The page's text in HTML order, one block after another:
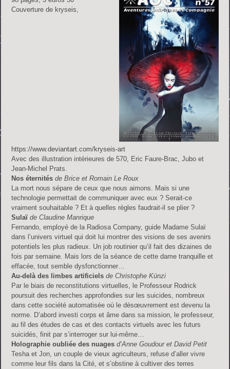
Couverture de kryseis,
https://www.deviantart.com/kryseis-art
Avec des illustration intérieures de 570, Eric Faure-Brac, Jubo et
Jean-Michel Prats.
Nos éternités de Brice et Romain Le Roux
La mort nous sépare de ceux que nous aimons. Mais si une
technologie permettait de communiquer avec eux ? Serait-ce
vraiment souhaitable ? Et à quelles règles faudrait-il se plier ?
Sulaï de Claudine Manrique
Fernando, employé de la Radiosa Company, guide Madame Sulaï
dans l’univers virtuel qui doit lui montrer des visions de ses avenirs
potentiels les plus radieux. Un job routinier qu’il fait des dizaines de
fois par semaine. Mais lors de la séance de cette dame tranquille et
effacée, tout semble dysfonctionner…
Au-delà des limbes artificiels de Christophe Künzi
Par le biais de reconstitutions virtuelles, le Professeur Rodrick
poursuit des recherches approfondies sur les suicides, nombreux
dans cette société automatisée où le désœuvrement est devenu la
norme. D’abord investi corps et âme dans sa mission, le professeur,
au fil des études de cas et des contacts virtuels avec les futurs
suicidés, finit par s’interroger sur lui-même…
Holographie oubliée des nuages d’Anne Goudour et David Petit
Tesha et Jon, un couple de vieux agriculteurs, refuse d’aller vivre
comme leur fils dans la Cité, et s’obstine à cultiver des terres